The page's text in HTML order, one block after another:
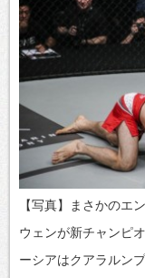
【写真】まさかのエ
ウェンが新チャンピ
ーシアはクアラルン